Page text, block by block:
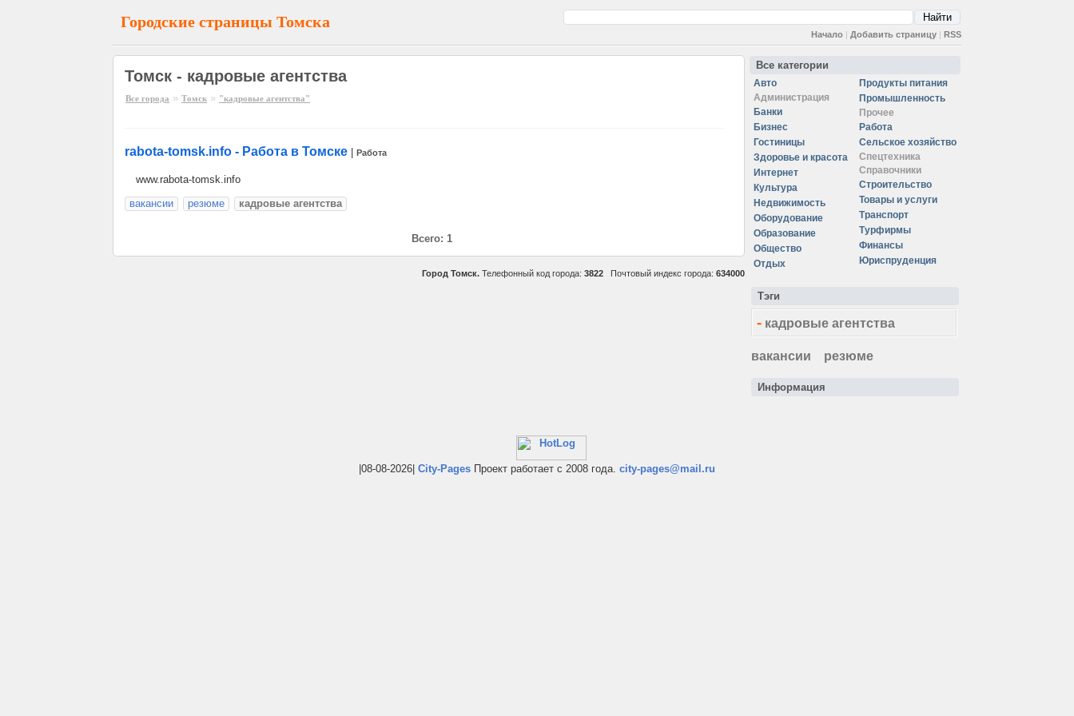
Городские страницы Томска
Начало | Добавить страницу | RSS
Томск - кадровые агентства
Все города » Томск » "кадровые агентства"
rabota-tomsk.info - Работа в Томске Работа
www.rabota-tomsk.info
вакансии
резюме кадровые агентства
Всего: 1
Город Томск. Телефонный код города: 3822 Почтовый индекс города: 634000
Все категории
Авто
Администрация
Банки
Бизнес
Гостиницы
Здоровье и красота
Интернет
Культура
Недвижимость
Оборудование
Образование
Общество
Отдых
Продукты питания
Промышленность
Прочее
Работа
Сельское хозяйство
Спецтехника
Справочники
Строительство
Товары и услуги
Транспорт
Турфирмы
Финансы
Юриспруденция
Тэги
- кадровые агентства
вакансии резюме
Информация
|08-08-2026| City-Pages Проект работает с 2008 года. city-pages@mail.ru